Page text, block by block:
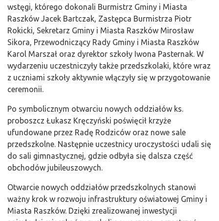
wstęgi, którego dokonali Burmistrz Gminy i Miasta
Raszków Jacek Bartczak, Zastępca Burmistrza Piotr
Rokicki, Sekretarz Gminy i Miasta Raszków Mirosław
Sikora, Przewodniczący Rady Gminy i Miasta Raszków
Karol Marszał oraz dyrektor szkoły Iwona Pasternak. W
wydarzeniu uczestniczyły także przedszkolaki, które wraz
z uczniami szkoły aktywnie włączyły się w przygotowanie
ceremonii.
Po symbolicznym otwarciu nowych oddziałów ks.
proboszcz Łukasz Kręczyński poświęcił krzyże
ufundowane przez Radę Rodziców oraz nowe sale
przedszkolne. Następnie uczestnicy uroczystości udali się
do sali gimnastycznej, gdzie odbyła się dalsza część
obchodów jubileuszowych.
Otwarcie nowych oddziałów przedszkolnych stanowi
ważny krok w rozwoju infrastruktury oświatowej Gminy i
Miasta Raszków. Dzięki zrealizowanej inwestycji